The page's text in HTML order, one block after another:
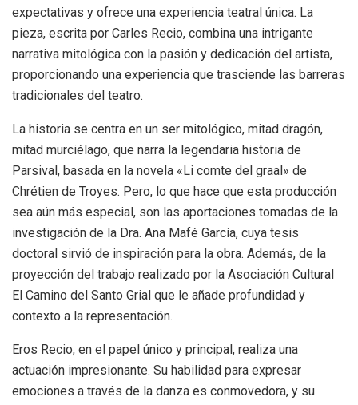
expectativas y ofrece una experiencia teatral única. La
pieza, escrita por Carles Recio, combina una intrigante
narrativa mitológica con la pasión y dedicación del artista,
proporcionando una experiencia que trasciende las barreras
tradicionales del teatro.
La historia se centra en un ser mitológico, mitad dragón,
mitad murciélago, que narra la legendaria historia de
Parsival, basada en la novela «Li comte del graal» de
Chrétien de Troyes. Pero, lo que hace que esta producción
sea aún más especial, son las aportaciones tomadas de la
investigación de la Dra. Ana Mafé García, cuya tesis
doctoral sirvió de inspiración para la obra. Además, de la
proyección del trabajo realizado por la Asociación Cultural
El Camino del Santo Grial que le añade profundidad y
contexto a la representación.
Eros Recio, en el papel único y principal, realiza una
actuación impresionante. Su habilidad para expresar
emociones a través de la danza es conmovedora, y su